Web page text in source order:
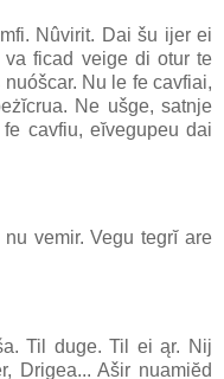
Nûvirit. Dai šu ijer ei
ficad veige di otur te
Nu le fe cavfiai,
Ne ušge, satnje
cavfiu, eĭvegupeu dai
vemir. Vegu tegrĭ are
Til duge. Til ei ąr. Nij
Drigea... Ašir nuamiĕd